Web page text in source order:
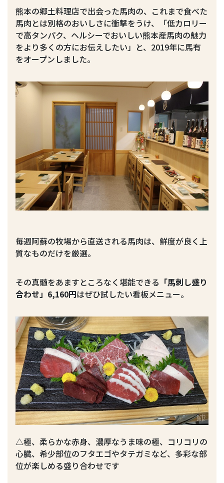
熊本の郷土料理店で出会った馬肉の、これまで食べた
馬肉とは別格のおいしさに衝撃をうけ、「低カロリー
で高タンパク、ヘルシーでおいしい熊本産馬肉の魅力
をより多くの方にお伝えしたい」と、2019年に馬有
をオープンしました。
毎週阿蘇の牧場から直送される馬肉は、鮮度が良く上
質なものだけを厳選。
その真髄をあますところなく堪能できる 「馬刺し盛り
合わせ」6,160円はぜひ試したい看板メニュー。
△極、柔らかな赤身、濃厚なうま味の極、コリコリの
心臓、希少部位のフタエゴやタテガミなど、多彩な部
位が楽しめる盛り合わせです